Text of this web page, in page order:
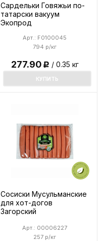
Сардельки Говяжьи по-
татарски вакуум
Экопрод
794 р/кг
Арт.: F0100045
277.90Р / 0.35 кг
КУПИТЬ
Сосиски Мусульманские
для хот-догов
Загорский
257 р/кг
Арт.: 00006227